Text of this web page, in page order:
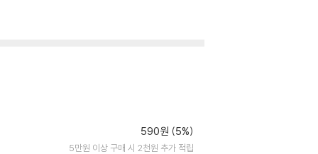
590원 (5%)
5만원 이상 구매 시 2천원 추가 적립